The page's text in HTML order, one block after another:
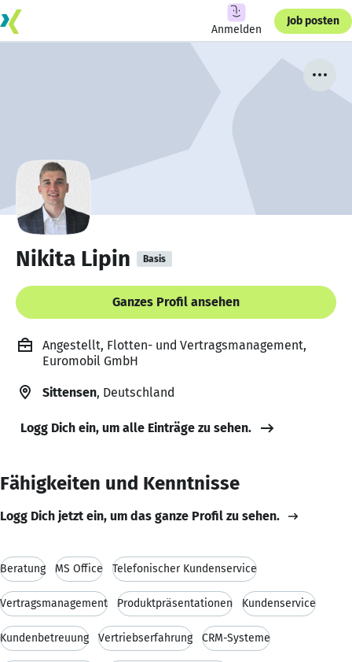
Anmelden
Job posten
Nikita Lipin Basis
Ganzes Profil ansehen
Angestellt, Flotten- und Vertragsmanagement,
Euromobil GmbH
Sittensen, Deutschland
Logg Dich ein, um alle Einträge zu sehen.
Fähigkeiten und Kenntnisse
Logg Dich jetzt ein, um das ganze Profil zu sehen.
Beratung MS Office Telefonischer Kundenservice
Vertragsmanagement Produktpräsentationen Kundenservice
Kundenbetreuung Vertriebserfahrung CRM-Systeme